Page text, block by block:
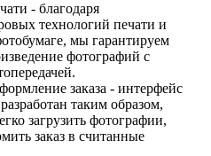
- благодаря
технологий печати и
мы гарантируем
фотографий с
заказа - интерфейс
таким образом,
загрузить фотографии,
заказ в считанные